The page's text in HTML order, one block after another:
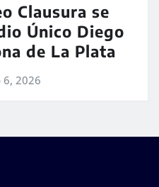
Clausura se
Único Diego
de La Plata
6, 2026